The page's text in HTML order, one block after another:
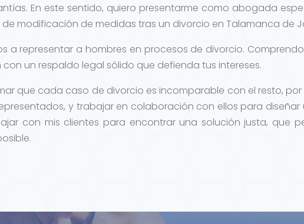
En este sentido, quiero presentarme como abogada
modificación de medidas tras un divorcio en Talamanca de
a representar a hombres en procesos de divorcio.
un respaldo legal sólido que defienda tus intereses.
que cada caso de divorcio es incomparable con el resto,
y trabajar en colaboración con ellos para
con mis clientes para encontrar una solución justa, que